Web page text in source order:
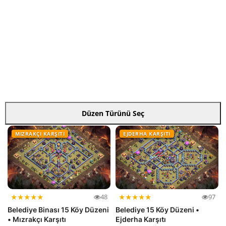
Düzen Türünü Seç
MIZRAKÇI KARŞITI
★★★★★ 48
Belediye Binası 15 Köy Düzeni
• Mızrakçı Karşıtı
EJDERHA KARŞITI
★★★★★ 97
Belediye 15 Köy Düzeni •
Ejderha Karşıtı